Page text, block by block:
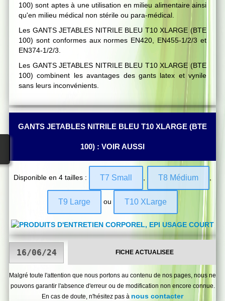
100) sont aptes à une utilisation en milieu alimentaire ainsi
qu'en milieu médical non stérile ou para-médical.
Les GANTS JETABLES NITRILE BLEU T10 XLARGE (BTE
100) sont conformes aux normes EN420, EN455-1/2/3 et
EN374-1/2/3.
Les GANTS JETABLES NITRILE BLEU T10 XLARGE (BTE
100) combinent les avantages des gants latex et vynile
sans leurs inconvénients.
GANTS JETABLES NITRILE BLEU T10 XLARGE (BTE
100) : VOIR AUSSI
Disponible en 4 tailles : T7 Small T8 Médium
T9 Large ou T10 XLarge
FICHE ACTUALISEE
Malgré toute l'attention que nous portons au contenu de nos pages, nous ne
pouvons garantir l'absence d'erreur ou de modification non encore connue.
En cas de doute, n'hésitez pas à nous contacter